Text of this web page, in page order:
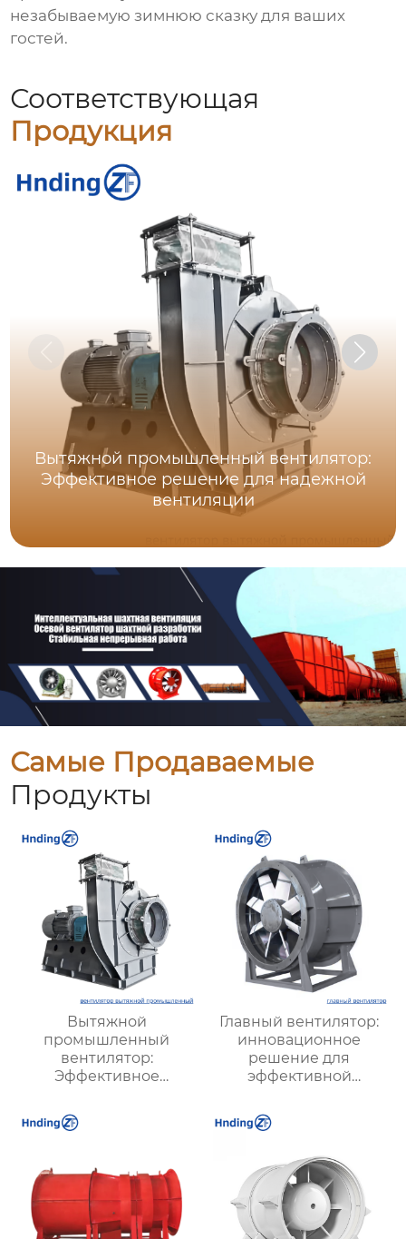
незабываемую зимнюю сказку для ваших
гостей.
Соответствующая
Продукция
Вытяжной промышленный вентилятор:
Эффективное решение для надежной
вентиляции
Самые Продаваемые
Продукты
Вытяжной
промышленный
вентилятор:
Эффективное
надежной вентиляции
Главный вентилятор:
инновационное
решение для
эффективной
оптимизации работы